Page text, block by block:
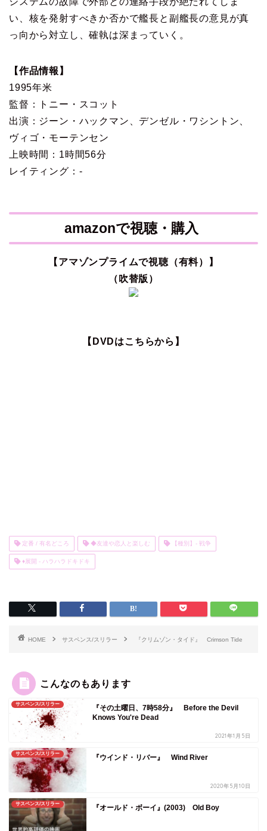
い、核を発射すべきか否かで艦長と副艦長の意見が真
っ向から対立し、確執は深まっていく。
【作品情報】
1995年米
監督：トニー・スコット
出演：ジーン・ハックマン、デンゼル・ワシントン、
ヴィゴ・モーテンセン
上映時間：1時間56分
レイティング：-
amazonで視聴・購入
【アマゾンプライムで視聴（有料）】
（吹替版）
【DVDはこちらから】
定番 / 有名どころ ◆友達や恋人と楽しむ 【種別】- 戦争
♦展開 - ハラハラドキドキ
HOME サスペンス/スリラー 『クリムゾン・タイド』 Crimson Tide
こんなのもあります
サスペンス/スリラー
『その土曜日、7時58分』 Before the Devil
Knows You're Dead
2021年1月5日
サスペンス/スリラー 『ウインド・リバー』 Wind River
2020年5月10日
サスペンス/スリラー 『オールド・ボーイ』(2003) Old Boy